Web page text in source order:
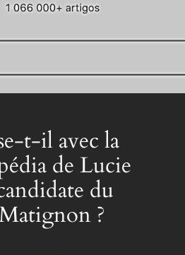
t-il avec la
de Lucie
du
?